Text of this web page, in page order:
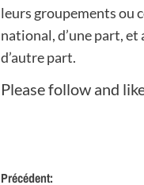
leurs groupements ou
national, d’une part, et
d’autre part.
Please follow and
Précédent: